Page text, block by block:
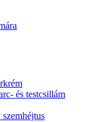
és testcsillám